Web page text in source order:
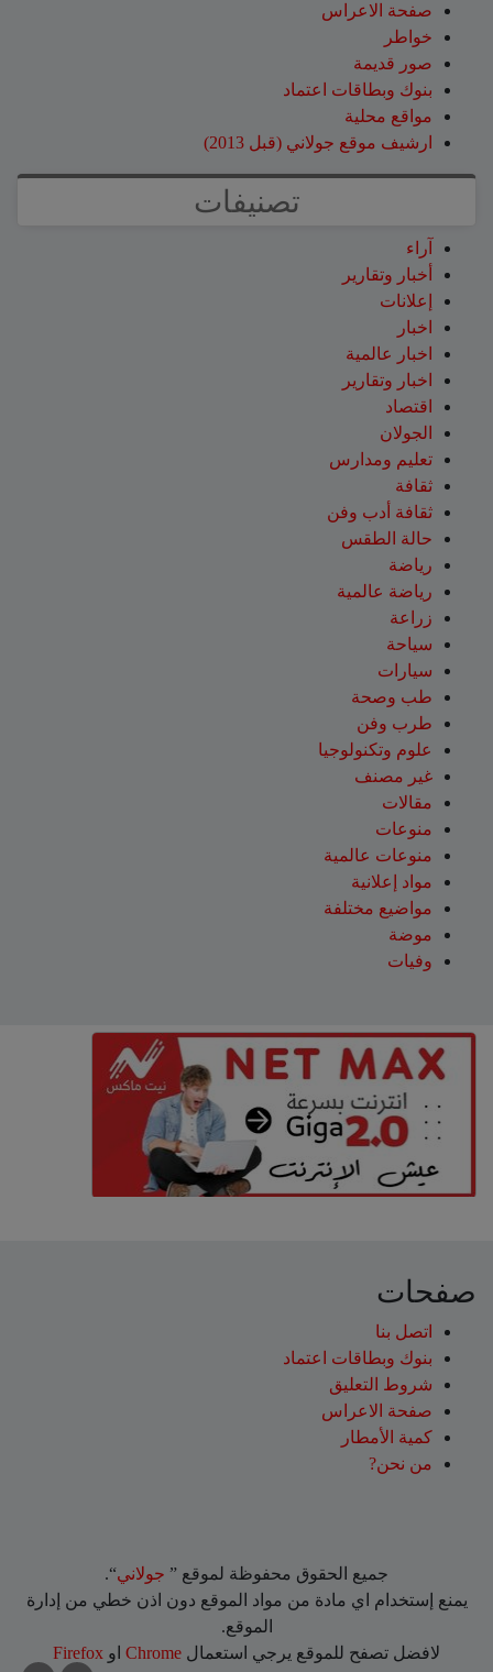
صفحة الاعراس
خواطر
صور قديمة
بنوك وبطاقات اعتماد
مواقع محلية
ارشيف موقع جولاني (قبل 2013)
تصنيفات
آراء
أخبار وتقارير
إعلانات
اخبار
اخبار عالمية
اخبار وتقارير
اقتصاد
الجولان
تعليم ومدارس
ثقافة
ثقافة أدب وفن
حالة الطقس
رياضة
رياضة عالمية
زراعة
سياحة
سيارات
طب وصحة
طرب وفن
علوم وتكنولوجيا
غير مصنف
مقالات
منوعات
منوعات عالمية
مواد إعلانية
مواضيع مختلفة
موضة
وفيات
صفحات
اتصل بنا
بنوك وبطاقات اعتماد
شروط التعليق‎
صفحة الاعراس
كمية الأمطار
من نحن?
جميع الحقوق محفوظة لموقع ” جولاني“.
يمنع إستخدام اي مادة من مواد الموقع دون اذن خطي من إدارة
الموقع.
لافضل تصفح للموقع يرجي استعمال Chrome او Firefox